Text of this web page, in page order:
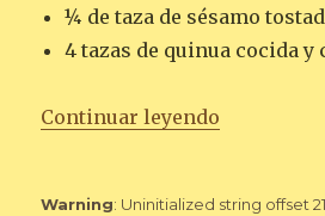
¼ de taza de sésamo
4 tazas de quinua cocida y
Continuar leyendo
Warning: Uninitialized string offset